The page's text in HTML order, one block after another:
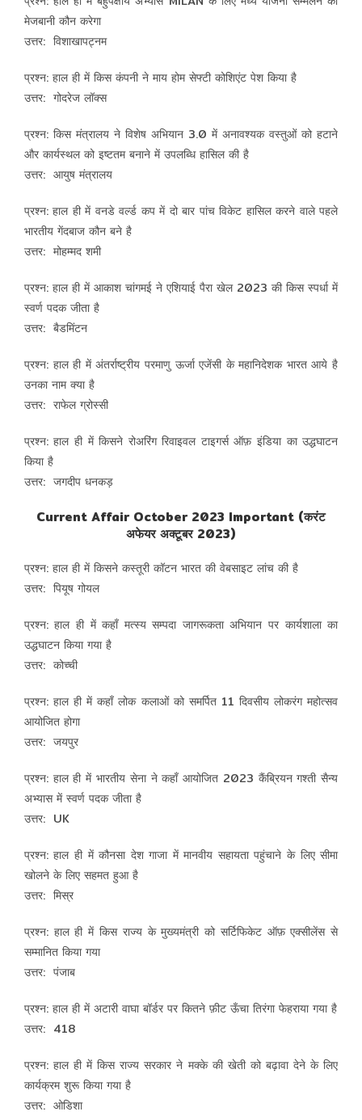
मेजबानी कौन करेगा
उत्तर: विशाखापट्नम
प्रश्न: हाल ही में किस कंपनी ने माय होम सेफ्टी कोशिएंट पेश किया है
उत्तर: गोदरेज लॉक्स
प्रश्न: किस मंत्रालय ने विशेष अभियान 3.0 में अनावश्यक वस्तुओं को हटाने
और कार्यस्थल को इष्टतम बनाने में उपलब्धि हासिल की है
उत्तर: आयुष मंत्रालय
प्रश्न: हाल ही में वनडे वर्ल्ड कप में दो बार पांच विकेट हासिल करने वाले पहले
भारतीय गेंदबाज कौन बने है
उत्तर: मोहम्मद शमी
प्रश्न: हाल ही में आकाश चांगमई ने एशियाई पैरा खेल 2023 की किस स्पर्धा में
स्वर्ण पदक जीता है
उत्तर: बैडमिंटन
प्रश्न: हाल ही में अंतर्राष्ट्रीय परमाणु ऊर्जा एजेंसी के महानिदेशक भारत आये है
उनका नाम क्या है
उत्तर: राफेल ग्रोस्सी
प्रश्न: हाल ही में किसने रोअरिंग रिवाइवल टाइगर्स ऑफ़ इंडिया का उद्धघाटन
किया है
उत्तर: जगदीप धनकड़
Current Affair October 2023 Important (करंट
अफेयर अक्टूबर 2023)
प्रश्न: हाल ही में किसने कस्तूरी कॉटन भारत की वेबसाइट लांच की है
उत्तर: पियूष गोयल
प्रश्न: हाल ही में कहाँ मत्स्य सम्पदा जागरूकता अभियान पर कार्यशाला का
उद्धघाटन किया गया है
उत्तर: कोच्ची
प्रश्न: हाल ही में कहाँ लोक कलाओं को समर्पित 11 दिवसीय लोकरंग महोत्सव
आयोजित होगा
उत्तर: जयपुर
प्रश्न: हाल ही में भारतीय सेना ने कहाँ आयोजित 2023 कैंब्रियन गश्ती सैन्य
अभ्यास में स्वर्ण पदक जीता है
उत्तर: UK
प्रश्न: हाल ही में कौनसा देश गाजा में मानवीय सहायता पहुंचाने के लिए सीमा
खोलने के लिए सहमत हुआ है
उत्तर: मिस्र
प्रश्न: हाल ही में किस राज्य के मुख्यमंत्री को सर्टिफिकेट ऑफ़ एक्सीलेंस से
सम्मानित किया गया
उत्तर: पंजाब
प्रश्न: हाल ही में अटारी वाघा बॉर्डर पर कितने फ़ीट ऊँचा तिरंगा फेहराया गया है
उत्तर: 418
प्रश्न: हाल ही में किस राज्य सरकार ने मक्के की खेती को बढ़ावा देने के लिए
कार्यक्रम शुरू किया गया है
उत्तर: ओडिशा